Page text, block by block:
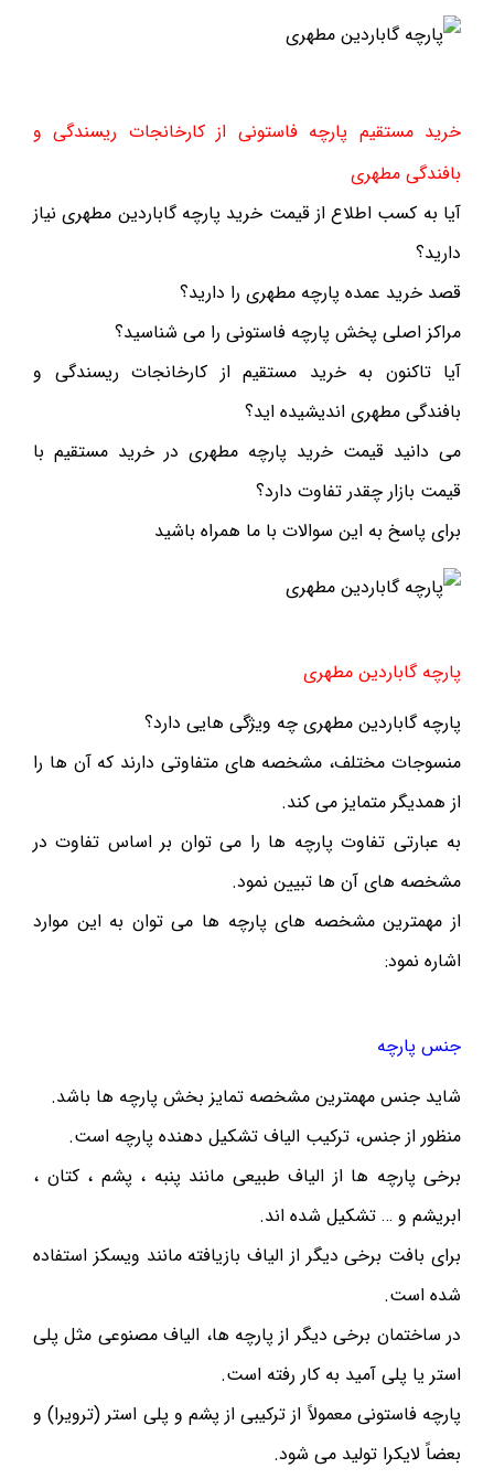
خرید مستقیم پارچه فاستونی از کارخانجات ریسندگی و
بافندگی مطهری
آیا به کسب اطلاع از قیمت خرید پارچه گاباردین مطهری نیاز
دارید؟
قصد خرید عمده پارچه مطهری را دارید؟
مراکز اصلی پخش پارچه فاستونی را می شناسید؟
آیا تاکنون به خرید مستقیم از کارخانجات ریسندگی و
بافندگی مطهری اندیشیده اید؟
می دانید قیمت خرید پارچه مطهری در خرید مستقیم با
قیمت بازار چقدر تفاوت دارد؟
برای پاسخ به این سوالات با ما همراه باشید
پارچه گاباردین مطهری
پارچه گاباردین مطهری چه ویژگی هایی دارد؟
منسوجات مختلف، مشخصه های متفاوتی دارند که آن ها را
از همدیگر متمایز می کند.
به عبارتی تفاوت پارچه ها را می توان بر اساس تفاوت در
مشخصه های آن ها تبیین نمود.
از مهمترین مشخصه های پارچه ها می توان به این موارد
اشاره نمود:
جنس پارچه
شاید جنس مهمترین مشخصه تمایز بخش پارچه ها باشد.
منظور از جنس، ترکیب الیاف تشکیل دهنده پارچه است.
برخی پارچه ها از الیاف طبیعی مانند پنبه ، پشم ، کتان ،
ابریشم و … تشکیل شده اند.
برای بافت برخی دیگر از الیاف بازیافته مانند ویسکز استفاده
شده است.
در ساختمان برخی دیگر از پارچه ها، الیاف مصنوعی مثل پلی
استر یا پلی آمید به کار رفته است.
پارچه فاستونی معمولاً از ترکیبی از پشم و پلی استر (ترویرا) و
بعضاً لایکرا تولید می شود.